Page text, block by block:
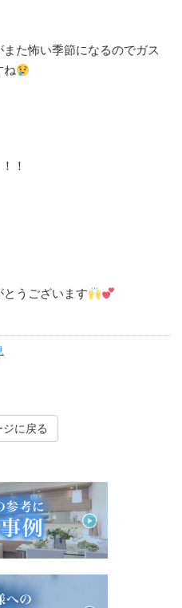
た怖い季節になるのでガス
ね
！！
うございます
に戻る